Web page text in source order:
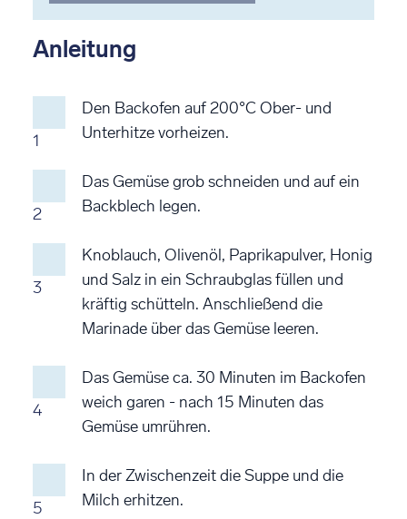
bewerten
bewerten
bewerten
bewerten
bewerten
Anleitung
1
Den Backofen auf 200°C Ober- und
Unterhitze vorheizen.
2
Das Gemüse grob schneiden und auf ein
Backblech legen.
3
Knoblauch, Olivenöl, Paprikapulver, Honig
und Salz in ein Schraubglas füllen und
kräftig schütteln. Anschließend die
Marinade über das Gemüse leeren.
4
Das Gemüse ca. 30 Minuten im Backofen
weich garen - nach 15 Minuten das
Gemüse umrühren.
5
In der Zwischenzeit die Suppe und die
Milch erhitzen.